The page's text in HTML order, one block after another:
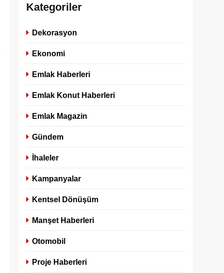
Kategoriler
Dekorasyon
Ekonomi
Emlak Haberleri
Emlak Konut Haberleri
Emlak Magazin
Gündem
İhaleler
Kampanyalar
Kentsel Dönüşüm
Manşet Haberleri
Otomobil
Proje Haberleri